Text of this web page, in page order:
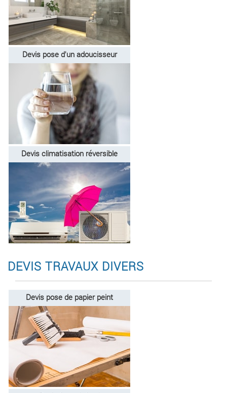
Devis pose d'un adoucisseur
Devis climatisation réversible
DEVIS TRAVAUX DIVERS
Devis pose de papier peint